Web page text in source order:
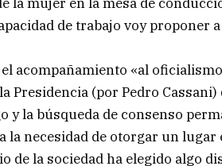
de trabajo voy proponer
acompañamiento «al
Presidencia (por Pedro Cassani)
y la búsqueda de consenso
la necesidad de otorgar un lugar
de la sociedad ha elegido algo